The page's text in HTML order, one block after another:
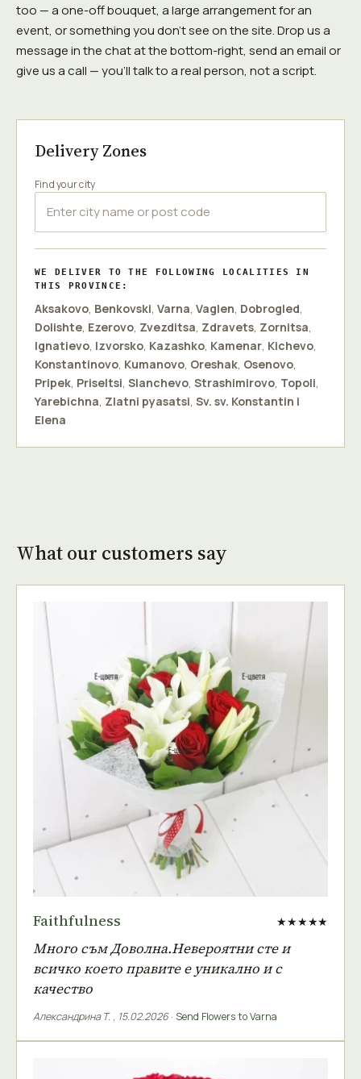
too — a one-off bouquet, a large arrangement for an
event, or something you don't see on the site. Drop us a
message in the chat at the bottom-right, send an email or
give us a call — you'll talk to a real person, not a script.
Delivery Zones
Find your city
WE DELIVER TO THE FOLLOWING LOCALITIES IN
THIS PROVINCE:
Aksakovo, Benkovski, Varna, Vaglen, Dobrogled,
Dolishte, Ezerovo, Zvezditsa, Zdravets, Zornitsa,
Ignatievo, Izvorsko, Kazashko, Kamenar, Kichevo,
Konstantinovo, Kumanovo, Oreshak, Osenovo,
Pripek, Priseltsi, Slanchevo, Strashimirovo, Topoli,
Yarebichna, Zlatni pyasatsi, Sv. sv. Konstantin i
Elena
What our customers say
Faithfulness ★★★★★
Много съм Доволна.Невероятни сте и
всичко което правите е уникално и с
качество
Александрина Т. , 15.02.2026 · Send Flowers to Varna